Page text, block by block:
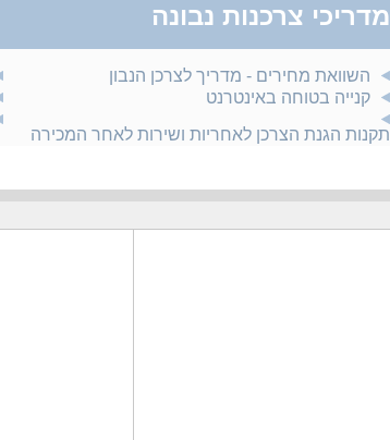
מדריכי צרכנות נבונה
השוואת מחירים - מדריך לצרכן הנבון
קנייה בטוחה באינטרנט
תקנות הגנת הצרכן לאחריות ושירות לאחר המכירה